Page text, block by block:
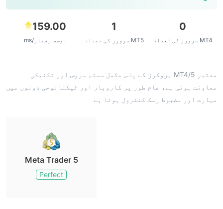
0
MT4 سرورز کی تعداد
1
MT5 سرورز کی تعداد
159.00
اوسط رفتار/ms
معتبر MT4/5 بروکرز کے پاس مکمل سسٹم سروس اور تکنیکی
معاونت ہوتی ہے، عام طور پر کاروبار اور ٹیکنالوجی دونوں میں
مہارت اور مضبوط رسک کنٹرول ہوتا ہے
Meta Trader 5
Perfect